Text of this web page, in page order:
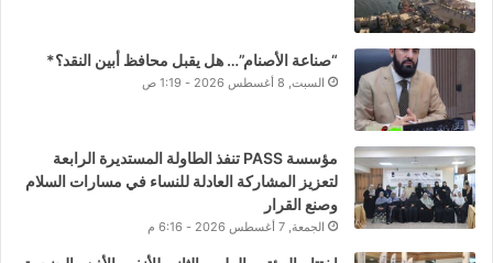
“صناعة الأصنام”… هل يقبل محافظ أبين النقد؟*
السبت, 8 أغسطس 2026 - 1:19 ص
مؤسسة PASS تنفذ الطاولة المستديرة الرابعة
لتعزيز المشاركة العادلة للنساء في مسارات السلام
وصنع القرار
الجمعة, 7 أغسطس 2026 - 6:16 م